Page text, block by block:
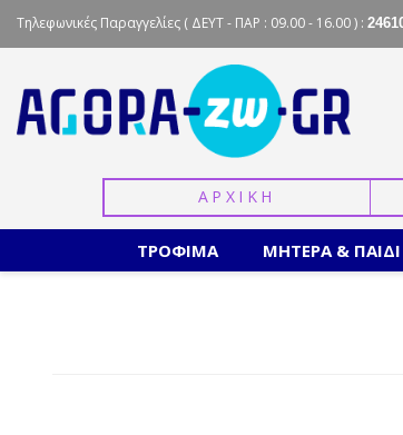
Τηλεφωνικές Παραγγελίες ( ΔΕΥΤ - ΠΑΡ : 09.00 - 16.00 ) :
ΑΡΧΙΚΗ
ΤΡΟΦΙΜΑ ΜΗΤΕΡΑ & ΠΑΙΔΙ